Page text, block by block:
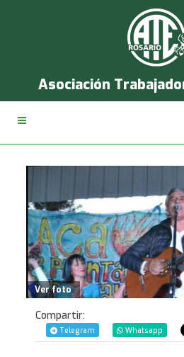
Asociación
Ver foto
Compartir:
Telegram Whatsapp